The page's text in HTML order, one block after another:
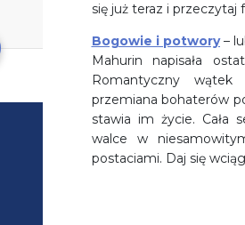
się już teraz i
Bogowie i potwory–
Mahurin napisała
Romantyczny
przemiana bohaterów
stawia im życie. Cała
walce w
postaciami. Daj się